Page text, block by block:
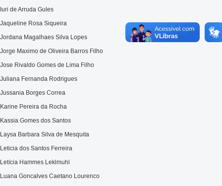
Iuri de Arruda Gules
Jaqueline Rosa Siqueira
Jordana Magalhaes Silva Lopes
Jorge Maximo de Oliveira Barros Filho
Jose Rivaldo Gomes de Lima Filho
Juliana Fernanda Rodrigues
Jussania Borges Correa
Karine Pereira da Rocha
Kassia Gomes dos Santos
Laysa Barbara Silva de Mesquita
Leticia dos Santos Ferreira
Letícia Hammes Leklmuhl
Luana Goncalves Caetano Lourenco